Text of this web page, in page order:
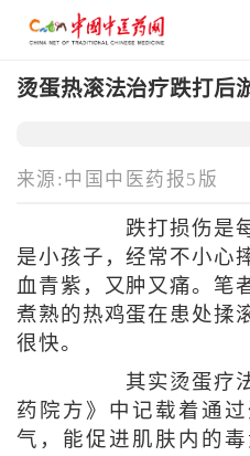
烫蛋热滚法治疗跌打后
来源:中国中医药报5版
跌打损伤是每
是小孩子，经常不小心
血青紫，又肿又痛。笔
煮熟的热鸡蛋在患处揉
很快。
其实烫蛋疗法
药院方》中记载着通
气，能促进肌肤内的